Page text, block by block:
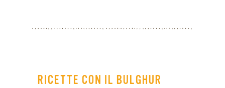
RICETTE CON IL BULGHUR